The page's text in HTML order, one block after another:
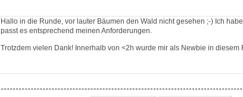
Hallo in die Runde, vor lauter Bäumen den Wald nicht gesehen ;-) Ich
passt es entsprechend meinen Anforderungen.
Trotzdem vielen Dank! Innerhalb von <2h wurde mir als Newbie in diesem